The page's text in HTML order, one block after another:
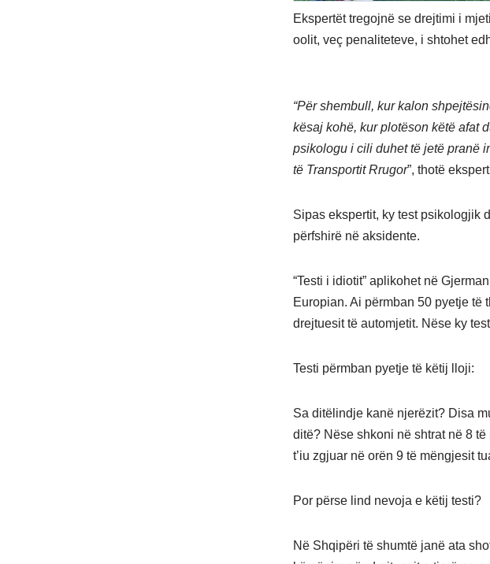
Ekspertët tregojnë se drejtimi i
oolit, veç penaliteteve, i shtohet
“Për shembull, kur kalon
kësaj kohë, kur plotëson këtë afat
psikologu i cili duhet të jetë pranë
të Transportit Rrugor”, thotë
Sipas ekspertit, ky test psikologjik
përfshirë në aksidente.
“Testi i idiotit” aplikohet në
Europian. Ai përmban 50 pyetje
drejtuesit të automjetit. Nëse ky
Testi përmban pyetje të këtij lloji:
Sa ditëlindje kanë njerëzit? Disa
ditë? Nëse shkoni në shtrat në 8
t’iu zgjuar në orën 9 të mëngjesit
Por përse lind nevoja e këtij testi?
Në Shqipëri të shumtë janë ata